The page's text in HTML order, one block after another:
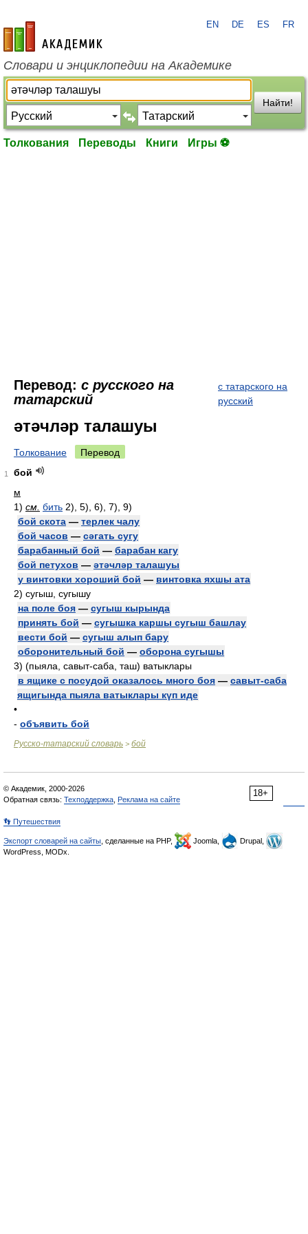
academic.ru
EN DE ES FR
Словари и энциклопедии на Академике
Найти!
Толкования Переводы Книги Игры ⚽
Перевод: с русского на
татарский
с татарского на
русский
әтәчләр талашуы
Толкование Перевод
1
бой
м
1) см. бить 2), 5), 6), 7), 9)
бой скота — терлек чалу
бой часов — сәгать сугу
барабанный бой — барабан кагу
бой петухов — әтәчләр талашуы
у винтовки хороший бой — винтовка яхшы ата
2) сугыш, сугышу
на поле боя — сугыш кырында
принять бой — сугышка каршы сугыш башлау
вести бой — сугыш алып бару
оборонительный бой — оборона сугышы
3) (пыяла, савыт-саба, таш) ватыклары
в ящике с посудой оказалось много боя — савыт-саба
ящигында пыяла ватыклары күп иде
•
- объявить бой
Русско-татарский словарь > бой
18+
© Академик, 2000-2026
Обратная связь: Техподдержка Реклама на сайте
👣 Путешествия
Экспорт словарей на сайты , сделанные на PHP, Joomla,
Drupal,
WordPress, MODx.